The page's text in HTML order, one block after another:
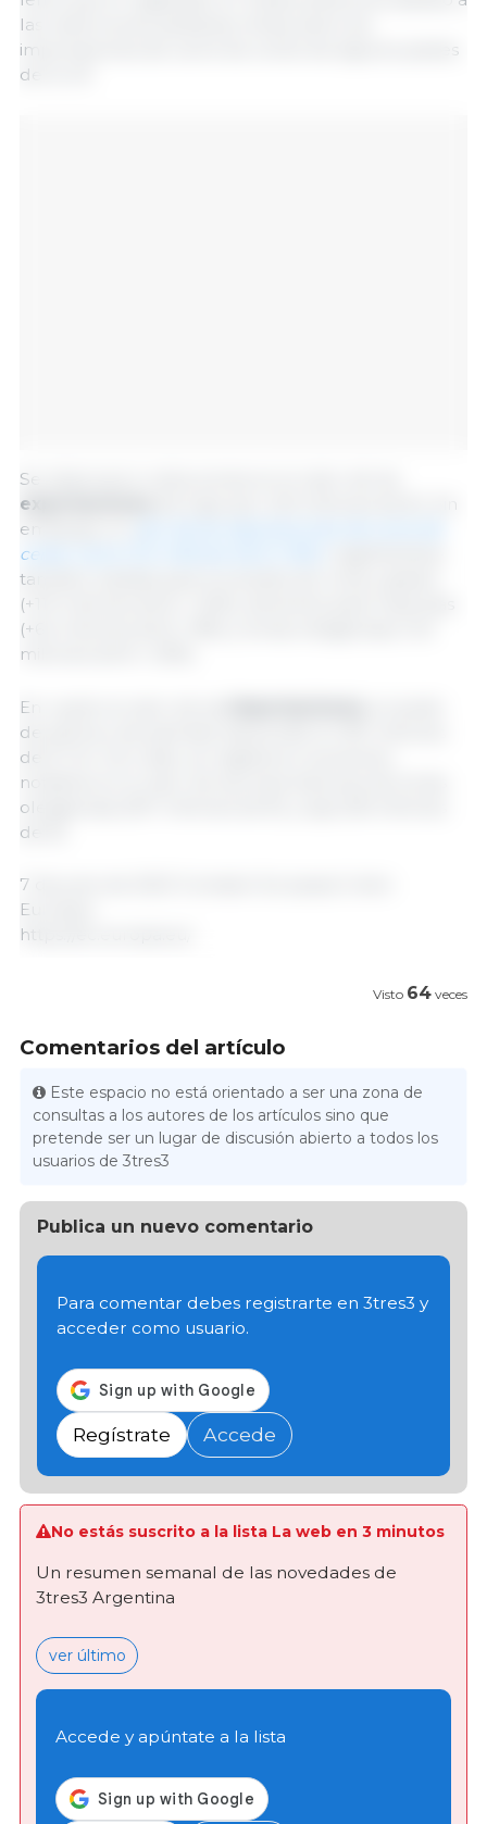
las restricciones sanitarias chinas sobre las
importaciones de carne de cerdo de algunos países
de la UE.
Se observaron reducciones en el valor de las
exportaciones
embargo, el v
cerdo creció 124 millones de € (+8%)
también subidas para los aceites de colza y girasol
(+115 millones de €, +24%), alimentos para mascotas
(+64 millones de €, +8%) y tortas oleaginosas (+22
millones de €, +22%).
En cuanto al valor de las
de palma y de palmiste descendió en 187 millones
de €. Por otro lado, se registraron aumentos
notables en el valor de las importaciones de tortas
oleaginosas (307 millones de €) y soja (126 millones
de €).
7 de junio de 2021/ Comisión Europea/ Unión
Europea.
https://ec.europa.eu/
Visto 64 veces
Comentarios del artículo
Este espacio no está orientado a ser una zona de
consultas a los autores de los artículos sino que
pretende ser un lugar de discusión abierto a todos los
usuarios de 3tres3
Publica un nuevo comentario
Para comentar debes registrarte en 3tres3 y
acceder como usuario.
Regístrate Accede
No estás suscrito a la lista La web en 3 minutos
Un resumen semanal de las novedades de
3tres3 Argentina
ver último
Accede y apúntate a la lista